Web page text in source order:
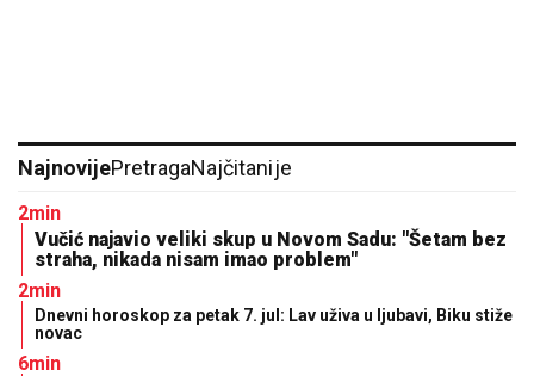
NajnovijePretragaNajčitanije
2min
Vučić najavio veliki skup u Novom Sadu: "Šetam bez
straha, nikada nisam imao problem"
2min
Dnevni horoskop za petak 7. jul: Lav uživa u ljubavi, Biku stiže
novac
6min